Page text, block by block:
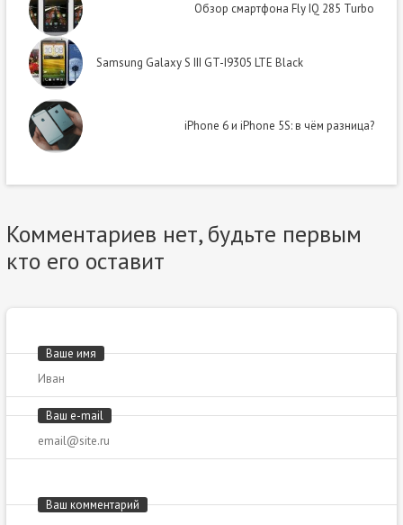
Обзор смартфона Fly IQ 285 Turbo
Samsung Galaxy S III GT-I9305 LTE Black
iPhone 6 и iPhone 5S: в чём разница?
Комментариев нет, будьте первым
кто его оставит
Ваше имя
Ваш e-mail
Ваш комментарий